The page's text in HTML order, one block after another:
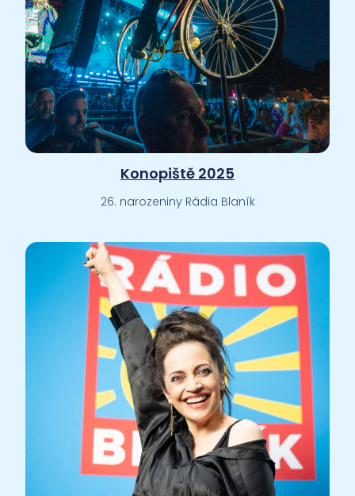
Konopiště 2025
26. narozeniny Rádia Blaník